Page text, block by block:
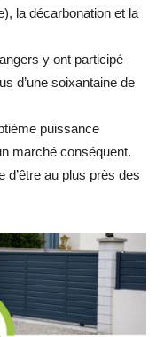
la décarbonation et la
y ont participé
d’une soixantaine de
puissance
marché conséquent.
d’être au plus près des